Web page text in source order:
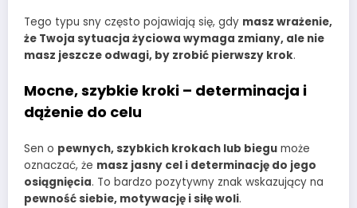
Tego typu sny często pojawiają się, gdy masz wrażenie,
że Twoja sytuacja życiowa wymaga zmiany, ale nie
masz jeszcze odwagi, by zrobić pierwszy krok.
Mocne, szybkie kroki – determinacja i
dążenie do celu
Sen o pewnych, szybkich krokach lub biegu może
oznaczać, że masz jasny cel i determinację do jego
osiągnięcia. To bardzo pozytywny znak wskazujący na
pewność siebie, motywację i siłę woli.